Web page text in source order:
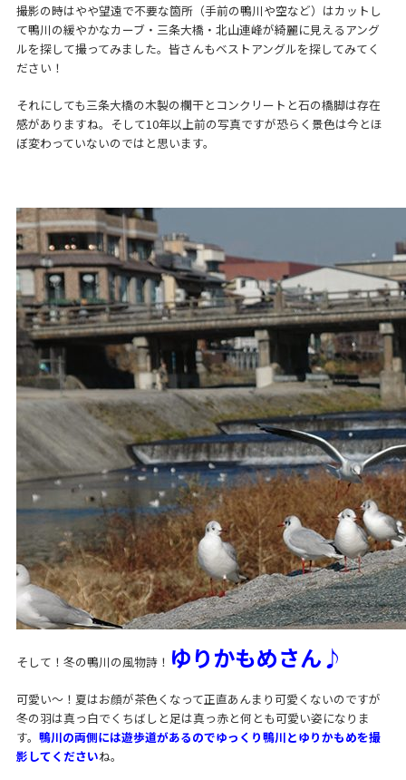
撮影の時はやや望遠で不要な箇所（手前の鴨川や空など）はカットし
て鴨川の緩やかなカーブ・三条大橋・北山連峰が綺麗に見えるアング
ルを探して撮ってみました。皆さんもベストアングルを探してみてく
ださい！
それにしても三条大橋の木製の欄干とコンクリートと石の橋脚は存在
感がありますね。そして10年以上前の写真ですが恐らく景色は今とほ
ぼ変わっていないのではと思います。
そして！冬の鴨川の風物詩！ ゆりかもめさん♪
可愛い〜！夏はお顔が茶色くなって正直あんまり可愛くないのですが
冬の羽は真っ白でくちばしと足は真っ赤と何とも可愛い姿になりま
す。 鴨川の両側には遊歩道があるのでゆっくり鴨川とゆりかもめを撮
影してくださいね。